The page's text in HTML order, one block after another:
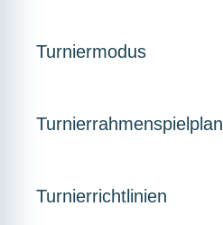
Turniermodus
Turnierrahmenspielplan
Turnierrichtlinien